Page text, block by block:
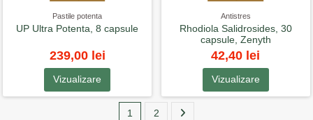
Pastile potenta
UP Ultra Potenta, 8 capsule
239,00 lei
Vizualizare
Antistres
Rhodiola Salidrosides, 30
capsule, Zenyth
42,40 lei
Vizualizare
1 2